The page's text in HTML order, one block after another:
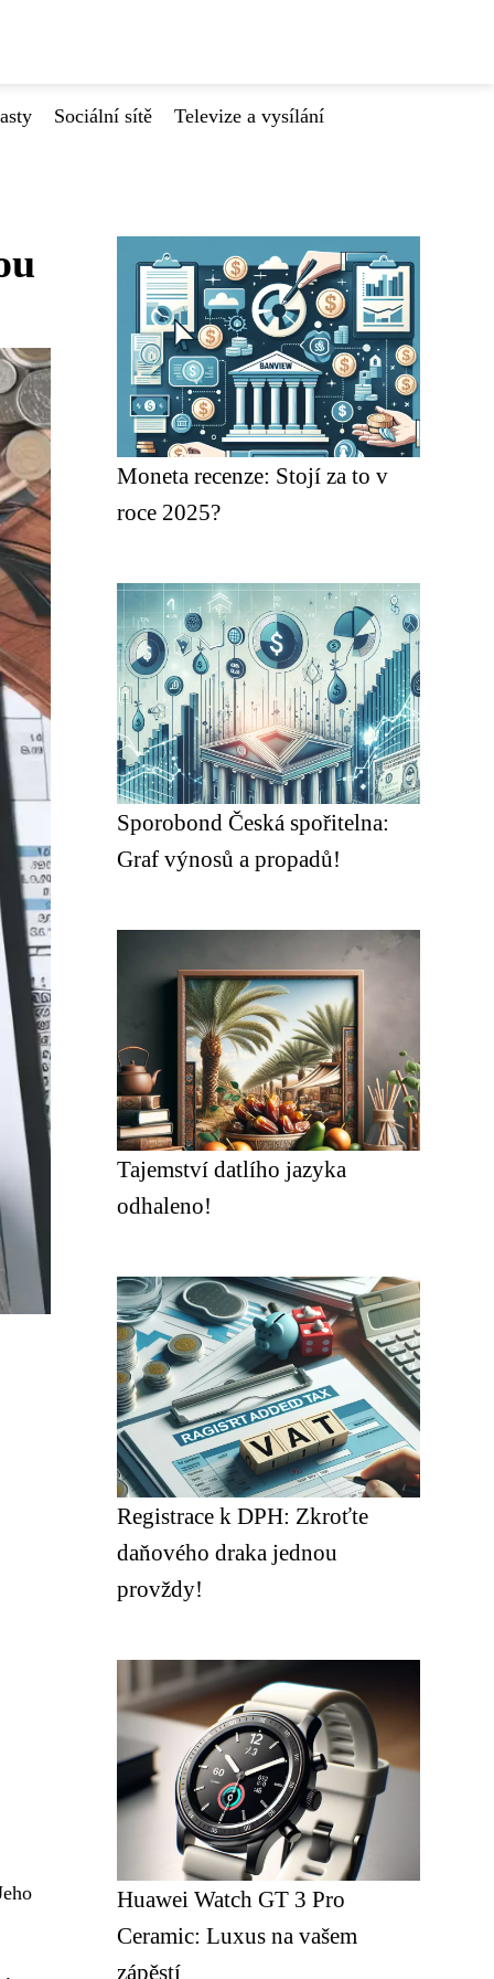
Sociální sítě Televize a vysílání
Moneta recenze: Stojí za to v
roce 2025?
Sporobond Česká spořitelna:
Graf výnosů a propadů!
Tajemství datlího jazyka
odhaleno!
Registrace k DPH: Zkroťte
daňového draka jednou
provždy!
Huawei Watch GT 3 Pro
Ceramic: Luxus na vašem
zápěstí